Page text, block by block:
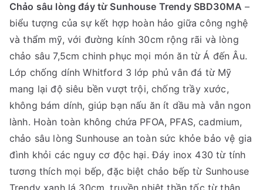
á
g
ố
c
l
à
:
3
5
9
,
á
h
i
ệ
n
t
ạ
i
l
à
:
Chảo sâu lòng đáy từ Sunhouse Trendy SBD30MA –
biểu tượng của sự kết hợp hoàn hảo giữa công nghệ
và thẩm mỹ, với đường kính 30cm rộng rãi và lòng
chảo sâu 7,5cm chinh phục mọi món ăn từ Á đến Âu.
Lớp chống dính Whitford 3 lớp phủ vân đá từ Mỹ
mang lại độ siêu bền vượt trội, chống trầy xước,
không bám dính, giúp bạn nấu ăn ít dầu mà vẫn ngon
lành. Hoàn toàn không chứa PFOA, PFAS, cadmium,
chảo sâu lòng Sunhouse an toàn sức khỏe bảo vệ gia
đình khỏi các nguy cơ độc hại. Đáy inox 430 từ tính
tương thích mọi bếp, đặc biệt chảo bếp từ Sunhouse